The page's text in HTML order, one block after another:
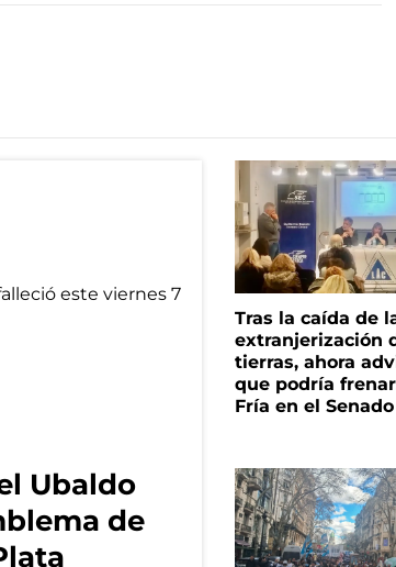
Ubaldo
de
Tras la caída de
extranjerización
tierras, ahora
que podría
Fría en el Senado